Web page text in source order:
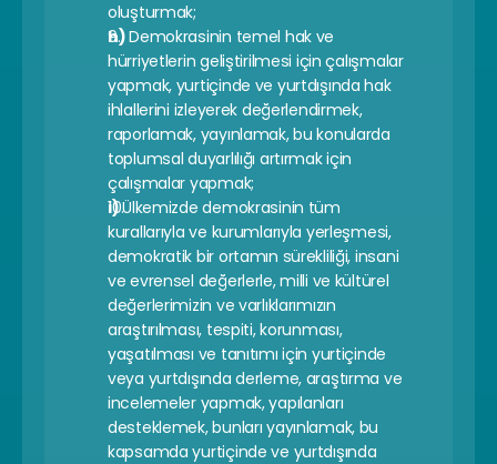
oluşturmak;
h) Demokrasinin temel hak ve
hürriyetlerin geliştirilmesi için çalışmalar
yapmak, yurtiçinde ve yurtdışında hak
ihlallerini izleyerek değerlendirmek,
raporlamak, yayınlamak, bu konularda
toplumsal duyarlılığı artırmak için
çalışmalar yapmak;
i) Ülkemizde demokrasinin tüm
kurallarıyla ve kurumlarıyla yerleşmesi,
demokratik bir ortamın sürekliliği, insani
ve evrensel değerlerle, milli ve kültürel
değerlerimizin ve varlıklarımızın
araştırılması, tespiti, korunması,
yaşatılması ve tanıtımı için yurtiçinde
veya yurtdışında derleme, araştırma ve
incelemeler yapmak, yapılanları
desteklemek, bunları yayınlamak, bu
kapsamda yurtiçinde ve yurtdışında